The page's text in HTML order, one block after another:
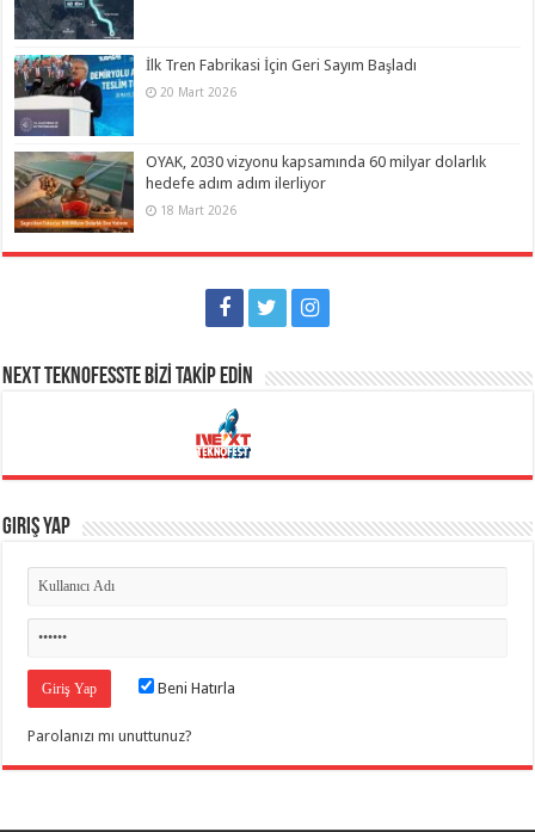
İlk Tren Fabrikasi İçin Geri Sayım Başladı
20 Mart 2026
OYAK, 2030 vizyonu kapsamında 60 milyar dolarlık
hedefe adım adım ilerliyor
18 Mart 2026
NEXT TEKNOFESSTE BİZİ TAKİP EDİN
Giriş Yap
Beni Hatırla
Parolanızı mı unuttunuz?